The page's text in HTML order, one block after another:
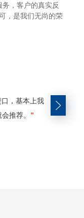
，客户的真实反
，是我们无尚的荣
，基本上我
推荐。 ”
“对比我
的制样效